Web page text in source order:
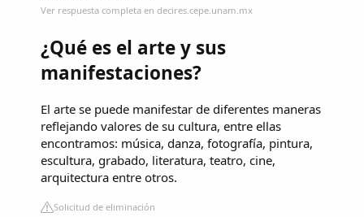
Ver respuesta completa en decires.cepe.unam.mx
¿Qué es el arte y sus
manifestaciones?
El arte se puede manifestar de diferentes maneras
reflejando valores de su cultura, entre ellas
encontramos: música, danza, fotografía, pintura,
escultura, grabado, literatura, teatro, cine,
arquitectura entre otros.
Solicitud de eliminación